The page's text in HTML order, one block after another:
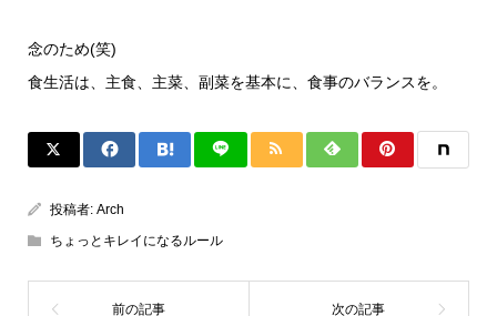
念のため(笑)
食生活は、主食、主菜、副菜を基本に、食事のバランスを。
投稿者: Arch
ちょっとキレイになるルール